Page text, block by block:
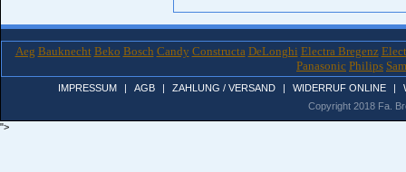
Aeg Bauknecht Beko Bosch Candy Constructa DeLonghi Electra Bregenz
Panasonic Philips
IMPRESSUM | AGB | ZAHLUNG / VERSAND | WIDERRUF ONLINE |
Copyright 2018 Fa.
">